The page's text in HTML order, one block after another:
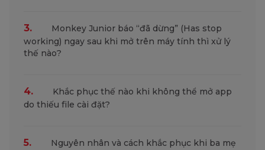
3.
Monkey Junior báo “đã dừng” (Has stop
working) ngay sau khi mở trên máy tính thì xử lý
thế nào?
4.
Khắc phục thế nào khi không thể mở app
do thiếu file cài đặt?
5.
Nguyên nhân và cách khắc phục khi ba mẹ